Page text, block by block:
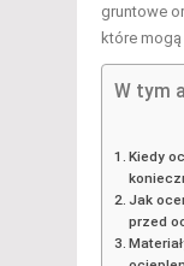
gruntowe
które mogą
W tym
Kiedy
Jak
przed